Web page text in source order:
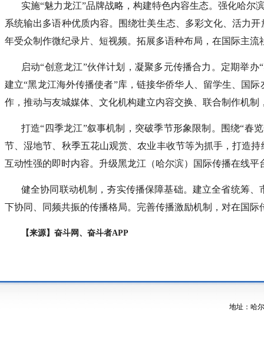
实施“魅力龙江”品牌战略，构建特色内容生态。强化哈尔
系统输出多语种优质内容。围绕壮美生态、多彩文化、活力
年受众制作微纪录片、短视频。拓展多语种布局，在国际主
启动“创意龙江”伙伴计划，凝聚多元传播合力。定期举
建立“黑龙江海外传播使者”库，链接华侨华人、留学生、国
作，推动与友城媒体、文化机构建立内容交换、联合制作机制
打造“四季龙江”叙事机制，突破季节形象限制。围绕“春
节、湿地节、秋季五花山观赏、农业丰收节等为抓手，打造
互动性强的即时内容。升级黑龙江（哈尔滨）国际传播在线
健全协同联动机制，夯实传播保障基础。建立全省统筹
下协同、同频共振的传播格局。完善传播激励机制，对在国
【来源】奋斗网、奋斗者APP
地址：哈